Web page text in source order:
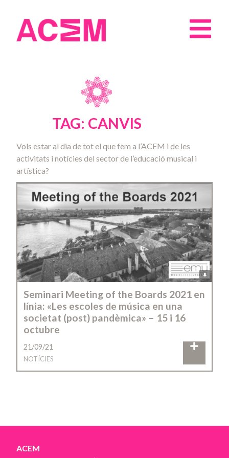
TAG: CANVIS
Vols estar al dia de tot el que fem a l’ACEM i de les
activitats i notícies del sector de l’educació musical i
artística?
Seminari Meeting of the Boards 2021 en
línia: «Les escoles de música en una
societat (post) pandèmica» – 15 i 16
octubre
21/09/21
NOTÍCIES
ACEM